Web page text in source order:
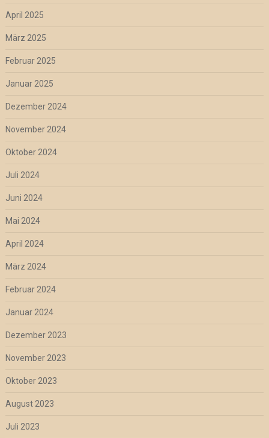
April 2025
März 2025
Februar 2025
Januar 2025
Dezember 2024
November 2024
Oktober 2024
Juli 2024
Juni 2024
Mai 2024
April 2024
März 2024
Februar 2024
Januar 2024
Dezember 2023
November 2023
Oktober 2023
August 2023
Juli 2023